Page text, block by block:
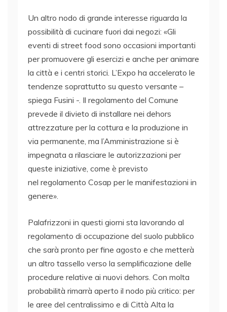
Un altro nodo di grande interesse riguarda la
possibilità di cucinare fuori dai negozi: «Gli
eventi di street food sono occasioni importanti
per promuovere gli esercizi e anche per animare
la città e i centri storici. L’Expo ha accelerato le
tendenze soprattutto su questo versante –
spiega Fusini -. Il regolamento del Comune
prevede il divieto di installare nei dehors
attrezzature per la cottura e la produzione in
via permanente, ma l’Amministrazione si è
impegnata a rilasciare le autorizzazioni per
queste iniziative, come è previsto
nel regolamento Cosap per le manifestazioni in
genere».
Palafrizzoni in questi giorni sta lavorando al
regolamento di occupazione del suolo pubblico
che sarà pronto per fine agosto e che metterà
un altro tassello verso la semplificazione delle
procedure relative ai nuovi dehors. Con molta
probabilità rimarrà aperto il nodo più critico: per
le aree del centralissimo e di Città Alta la